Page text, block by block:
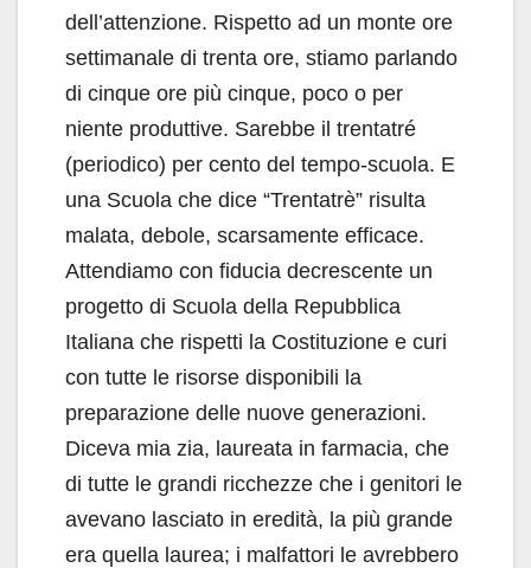
dell’attenzione. Rispetto ad un monte ore
settimanale di trenta ore, stiamo parlando
di cinque ore più cinque, poco o per
niente produttive. Sarebbe il trentatré
(periodico) per cento del tempo-scuola. E
una Scuola che dice “Trentatrè” risulta
malata, debole, scarsamente efficace.
Attendiamo con fiducia decrescente un
progetto di Scuola della Repubblica
Italiana che rispetti la Costituzione e curi
con tutte le risorse disponibili la
preparazione delle nuove generazioni.
Diceva mia zia, laureata in farmacia, che
di tutte le grandi ricchezze che i genitori le
avevano lasciato in eredità, la più grande
era quella laurea; i malfattori le avrebbero